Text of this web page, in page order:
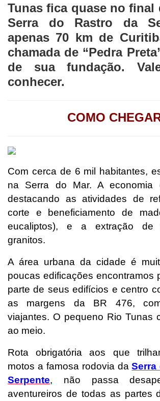
Tunas fica quase no final
Serra do Rastro da
apenas 70 km de
chamada de “Pedra
de sua fundação.
conhecer.
COMO
Com cerca de 6 mil habitantes,
na Serra do Mar. A economia
destacando as atividades de
corte e beneficiamento de
eucaliptos), e a extração de
granitos.
A área urbana da cidade é
poucas edificações encontramos
parte de seus edifícios e centro
as margens da BR 476,
viajantes. O pequeno Rio Tunas
ao meio.
Rota obrigatória aos que
motos a famosa rodovia daSerra
Serpente, não passa
aventureiros de todas as partes